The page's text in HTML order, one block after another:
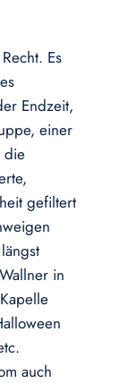
Es
Endzeit,
einer
die
gefiltert
in
auch